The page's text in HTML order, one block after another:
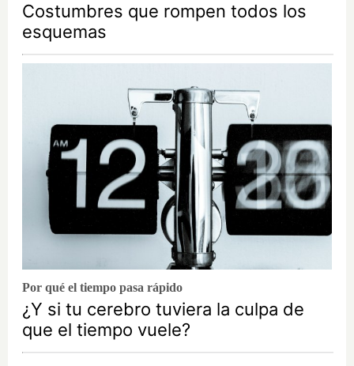
Costumbres que rompen todos los
esquemas
Por qué el tiempo pasa rápido
¿Y si tu cerebro tuviera la culpa de
que el tiempo vuele?